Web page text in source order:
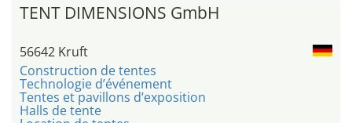
TENT DIMENSIONS GmbH
56642 Kruft
Construction de tentes
Technologie d’événement
Tentes et pavillons d’exposition
Halls de tente